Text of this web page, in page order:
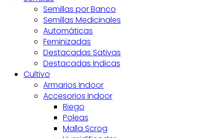
Semillas por Banco
Semillas Medicinales
Automáticas
Feminizadas
Destacadas Sativas
Destacadas Indicas
Cultivo
Armarios Indoor
Accesorios Indoor
Riego
Poleas
Malla Scrog